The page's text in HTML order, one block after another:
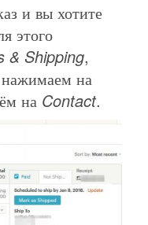
и вы хотите
этого
& Shipping,
нажимаем на
на Contact.